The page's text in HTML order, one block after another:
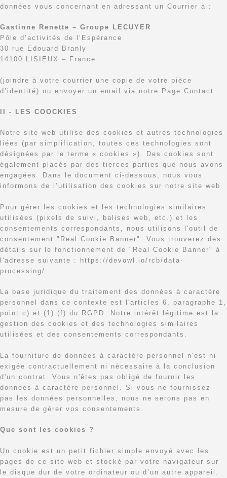
données vous concernant en adressant un Courrier à :
Gastinne Renette – Groupe LECUYER
Pôle d’activités de l’Espérance
30 rue Edouard Branly
14100 LISIEUX – France
(joindre à votre courrier une copie de votre pièce
d’identité) ou envoyer un email via notre Page Contact.
II - LES COOCKIES
Notre site web utilise des cookies et autres technologies
liées (par simplification, toutes ces technologies sont
désignées par le terme « cookies »). Des cookies sont
également placés par des tierces parties que nous avons
engagées. Dans le document ci-dessous, nous vous
informons de l’utilisation des cookies sur notre site web.
Pour gérer les cookies et les technologies similaires
utilisées (pixels de suivi, balises web, etc.) et les
consentements correspondants, nous utilisons l'outil de
consentement "Real Cookie Banner". Vous trouverez des
détails sur le fonctionnement de "Real Cookie Banner" à
l'adresse suivante : https://devowl.io/rcb/data-
processing/.
La base juridique du traitement des données à caractère
personnel dans ce contexte est l'articles 6, paragraphe 1,
point c) et (1) (f) du RGPD. Notre intérêt légitime est la
gestion des cookies et des technologies similaires
utilisées et des consentements correspondants.
La fourniture de données à caractère personnel n'est ni
exigée contractuellement ni nécessaire à la conclusion
d'un contrat. Vous n'êtes pas obligé de fournir les
données à caractère personnel. Si vous ne fournissez
pas les données personnelles, nous ne serons pas en
mesure de gérer vos consentements.
Que sont les cookies ?
Un cookie est un petit fichier simple envoyé avec les
pages de ce site web et stocké par votre navigateur sur
le disque dur de votre ordinateur ou d’un autre appareil.